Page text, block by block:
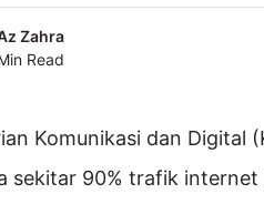
Zahra
Read
Komunikasi dan Digital
sekitar 90% trafik